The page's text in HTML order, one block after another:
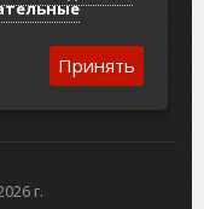
г.
Принять